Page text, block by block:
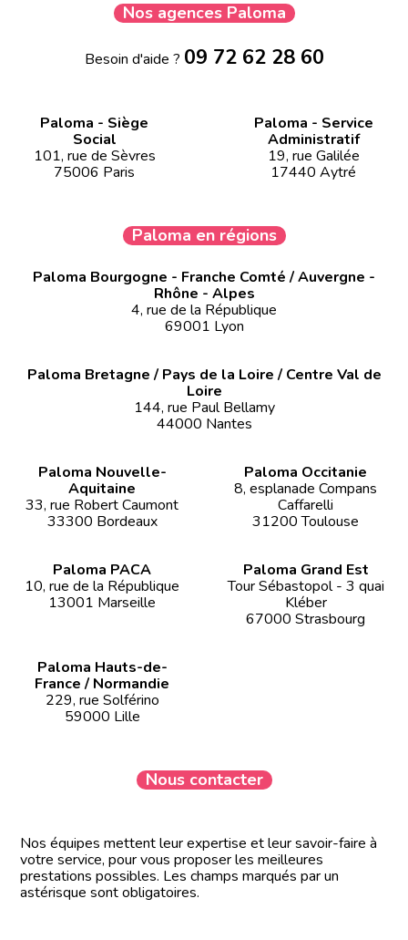
Nos agences Paloma
Besoin d'aide ? 09 72 62 28 60
Paloma - Siège
Social
101, rue de Sèvres
75006 Paris
Paloma - Service
Administratif
19, rue Galilée
17440 Aytré
Paloma en régions
Paloma Bourgogne - Franche Comté / Auvergne -
Rhône - Alpes
4, rue de la République
69001 Lyon
Paloma Bretagne / Pays de la Loire / Centre Val de
Loire
144, rue Paul Bellamy
44000 Nantes
Paloma Nouvelle-
Aquitaine
33, rue Robert Caumont
33300 Bordeaux
Paloma Occitanie
8, esplanade Compans
Caffarelli
31200 Toulouse
Paloma PACA
10, rue de la République
13001 Marseille
Paloma Grand Est
Tour Sébastopol - 3 quai
Kléber
67000 Strasbourg
Paloma Hauts-de-
France / Normandie
229, rue Solférino
59000 Lille
Nous contacter
Nos équipes mettent leur expertise et leur savoir-faire à
votre service, pour vous proposer les meilleures
prestations possibles. Les champs marqués par un
astérisque sont obligatoires.